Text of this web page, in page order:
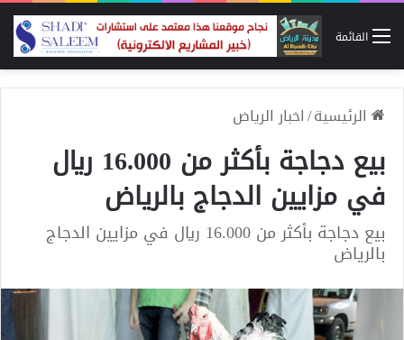
القائمة
الرئيسية/اخبار الرياض
بيع دجاجة بأكثر من 16.000 ريال
في مزايين الدجاج بالرياض
بيع دجاجة بأكثر من 16.000 ريال في مزايين الدجاج
بالرياض